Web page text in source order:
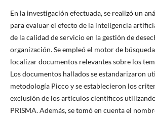
En la investigación efectuada, se realizó un
para evaluar el efecto de la inteligencia
de la calidad de servicio en la gestión de
organización. Se empleó el motor de
localizar documentos relevantes sobre los
Los documentos hallados se estandarizaron
metodología Picco y se establecieron los
exclusión de los artículos científicos
PRISMA. Además, se tomó en cuenta el